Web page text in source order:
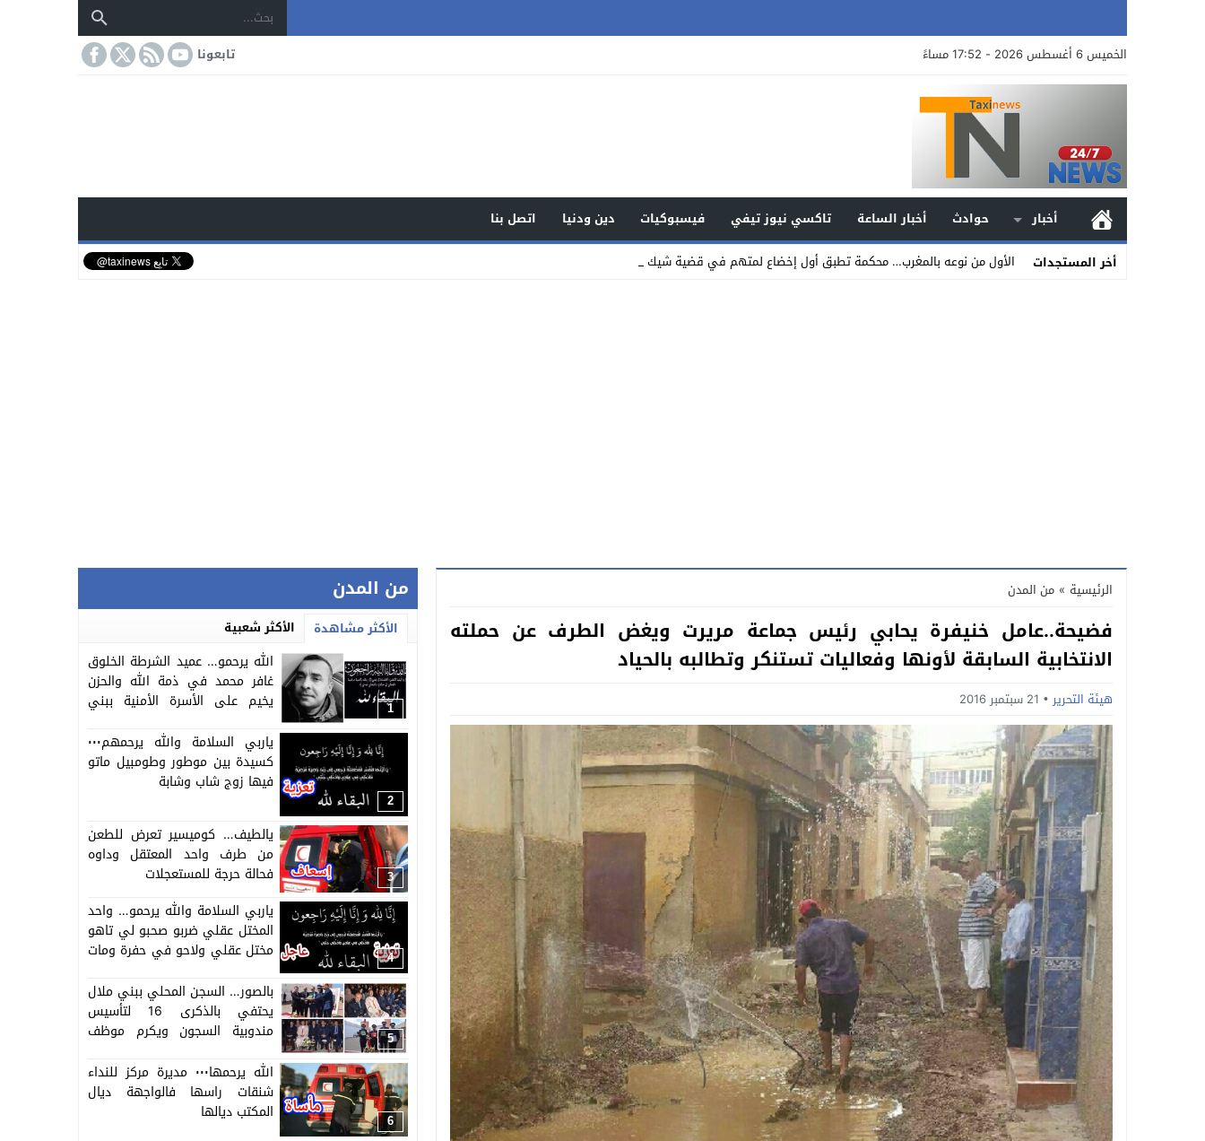
الخميس 6 أغسطس 2026 - 17:52 مساءً تابعونا
أخبار حوادث أخبار الساعة تاكسي نيوز تيفي فيسبوكيات دين ودنيا
اتصل بنا
أخر المستجدات
الأول من نوعه بالمغرب… محكمة تطبق أول إخضاع لمتهم في قضية شيك للمراقبة بالسو_
الرئيسية » من المدن
فضيحة..عامل خنيفرة يحابي رئيس جماعة مريرت ويغض الطرف عن حملته
الانتخابية السابقة لأونها وفعاليات تستنكر وتطالبه بالحياد
هيئة التحرير 21 سبتمبر 2016
من المدن
الأكثر مشاهدة الأكثر شعبية
1
الله يرحمو… عميد الشرطة الخلوق
غافر محمد في ذمة الله والحزن
يخيم على الأسرة الأمنية ببني
2
ياربي السلامة والله يرحمهم٠٠٠
كسيدة بين موطور وطومبيل ماتو
فيها زوج شاب وشابة
3
يالطيف… كوميسير تعرض للطعن
من طرف واحد المعتقل وداوه
فحالة حرجة للمستعجلات
4
ياربي السلامة والله يرحمو… واحد
المختل عقلي ضربو صحبو لي تاهو
مختل عقلي ولاحو في حفرة ومات
حصرية=
5
بالصور… السجن المحلي ببني ملال
يحتفي بالذكرى 16 لتأسيس
مندوبية السجون ويكرم موظف
بمجهودات الموظفين والموظفات
بالسجن
6
الله يرحمها٠٠٠ مديرة مركز للنداء
شنقات راسها فالواجهة ديال
المكتب ديالها